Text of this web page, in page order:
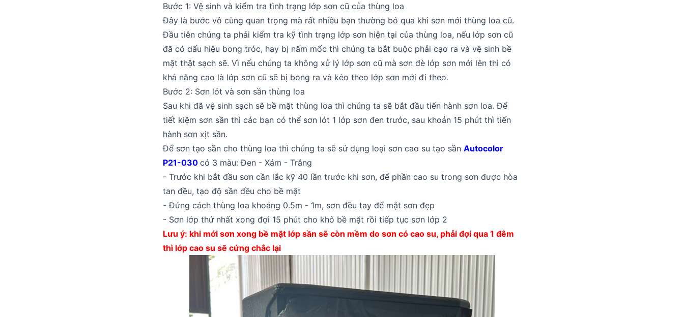
Bước 1: Vệ sinh và kiểm tra tình trạng lớp sơn cũ của thùng loa
Đây là bước vô cùng quan trọng mà rất nhiều bạn thường bỏ qua khi sơn mới thùng loa cũ.
Đầu tiên chúng ta phải kiểm tra kỹ tình trạng lớp sơn hiện tại của thùng loa, nếu lớp sơn cũ
đã có dấu hiệu bong tróc, hay bị nấm mốc thì chúng ta bắt buộc phải cạo ra và vệ sinh bề
mặt thật sạch sẽ. Vì nếu chúng ta không xử lý lớp sơn cũ mà sơn đè lớp sơn mới lên thì có
khả năng cao là lớp sơn cũ sẽ bị bong ra và kéo theo lớp sơn mới đi theo.
Bước 2: Sơn lót và sơn sần thùng loa
Sau khi đã vệ sinh sạch sẽ bề mặt thùng loa thì chúng ta sẽ bắt đầu tiến hành sơn loa. Để
tiết kiệm sơn sần thì các bạn có thể sơn lót 1 lớp sơn đen trước, sau khoản 15 phút thì tiến
hành sơn xịt sần.
Để sơn tạo sần cho thùng loa thì chúng ta sẽ sử dụng loại sơn cao su tạo sần Autocolor
P21-030 có 3 màu: Đen - Xám - Trắng
- Trước khi bắt đầu sơn cần lắc kỹ 40 lần trước khi sơn, để phần cao su trong sơn được hòa
tan đều, tạo độ sần đều cho bề mặt
- Đứng cách thùng loa khoảng 0.5m - 1m, sơn đều tay để mặt sơn đẹp
- Sơn lớp thứ nhất xong đợi 15 phút cho khô bề mặt rồi tiếp tục sơn lớp 2
Lưu ý: khi mới sơn xong bề mặt lớp sần sẽ còn mềm do sơn có cao su, phải đợi qua 1 đêm
thì lớp cao su sẽ cứng chắc lại